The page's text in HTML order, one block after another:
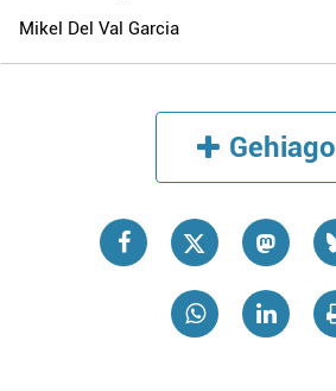
Mikel Del Val Garcia
Gehiago